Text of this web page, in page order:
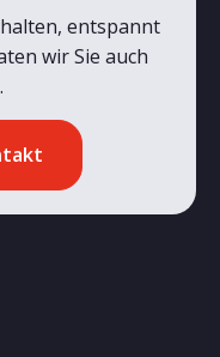
entspannt
wir Sie auch